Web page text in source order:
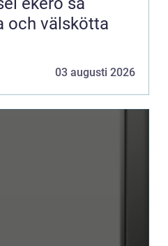
och välskötta
03 augusti 2026